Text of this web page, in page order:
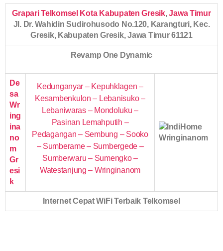
Grapari Telkomsel Kota Kabupaten Gresik,Jawa Timur
Jl. Dr. Wahidin Sudirohusodo No.120, Karangturi, Kec.
Gresik, Kabupaten Gresik, Jawa Timur 61121
Revamp One Dynamic
De
sa
Wr
ing
ina
no
m
Gr
esi
k
Kedunganyar – Kepuhklagen –
Kesambenkulon – Lebanisuko –
Lebaniwaras – Mondoluku –
Pasinan Lemahputih –
Pedagangan – Sembung – Sooko
– Sumberame – Sumbergede –
Sumberwaru – Sumengko –
Watestanjung – Wringinanom
Internet Cepat WiFi Terbaik Telkomsel